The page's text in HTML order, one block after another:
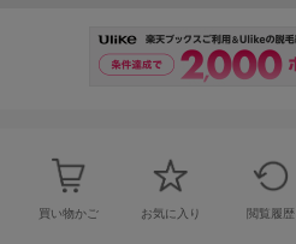
買い物かご お気に入り 閲覧履歴